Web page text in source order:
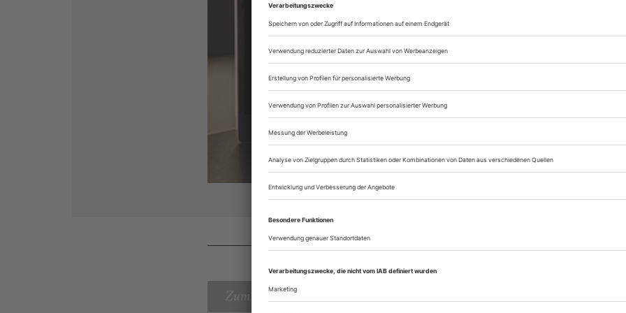
Lesegenuss auf
Zugang zum
Opernwelt
Sie können alle Vorteile
sofort nutzen
Digital-Abo testen
Zum Inhaltsverzeichnis